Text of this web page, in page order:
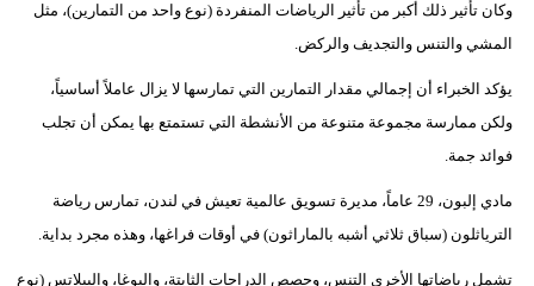
وكان تأثير ذلك أكبر من تأثير الرياضات المنفردة (نوع واحد من التمارين)، مثل
المشي والتنس والتجديف والركض.
يؤكد الخبراء أن إجمالي مقدار التمارين التي تمارسها لا يزال عاملاً أساسياً،
ولكن ممارسة مجموعة متنوعة من الأنشطة التي تستمتع بها يمكن أن تجلب
فوائد جمة.
مادي إلبون، 29 عاماً، مديرة تسويق عالمية تعيش في لندن، تمارس رياضة
الترياثلون (سباق ثلاثي أشبه بالماراثون) في أوقات فراغها، وهذه مجرد بداية.
تشمل رياضاتها الأخرى التنس، وحصص الدراجات الثابتة، واليوغا، والبيلاتس (نوع